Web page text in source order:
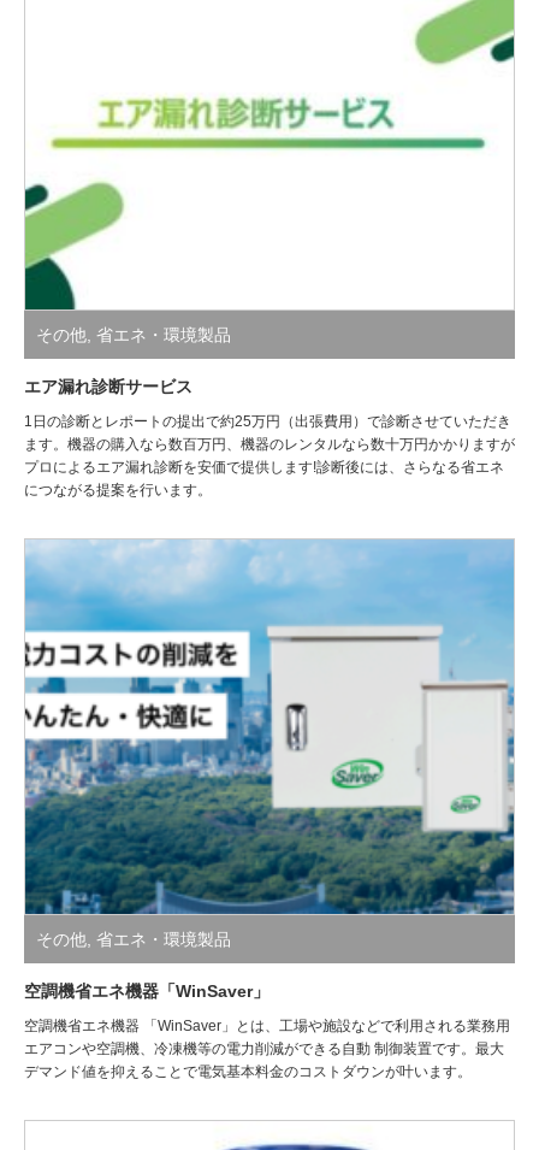
その他 省エネ・環境製品
エア漏れ診断サービス
1日の診断とレポートの提出で約25万円（出張費用）で診断させていただき
ます。機器の購入なら数百万円、機器のレンタルなら数十万円かかりますが
プロによるエア漏れ診断を安価で提供します!診断後には、さらなる省エネ
につながる提案を行います。
その他 省エネ・環境製品
空調機省エネ機器「WinSaver」
空調機省エネ機器 「WinSaver」とは、工場や施設などで利用される業務用
エアコンや空調機、冷凍機等の電力削減ができる自動 制御装置です。最大
デマンド値を抑えることで電気基本料金のコストダウンが叶います。